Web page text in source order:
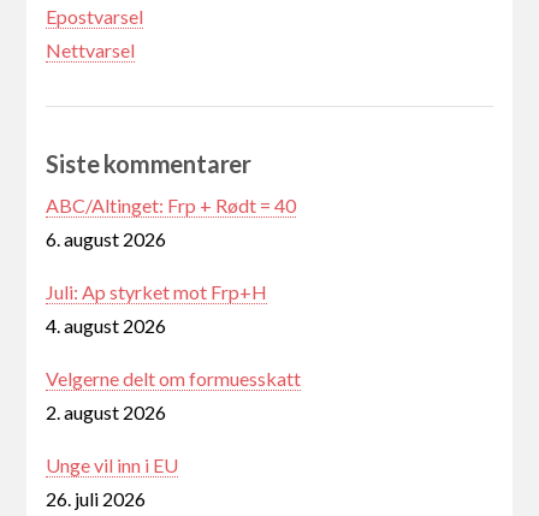
Epostvarsel
Nettvarsel
Siste kommentarer
ABC/Altinget: Frp + Rødt = 40
6. august 2026
Juli: Ap styrket mot Frp+H
4. august 2026
Velgerne delt om formuesskatt
2. august 2026
Unge vil inn i EU
26. juli 2026